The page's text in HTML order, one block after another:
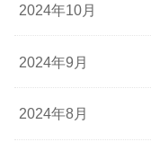
2024年10月
2024年9月
2024年8月